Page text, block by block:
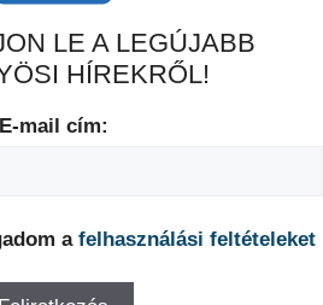
LE A LEGÚJABB
HÍREKRŐL!
E-mail cím:
a felhasználási feltételeket